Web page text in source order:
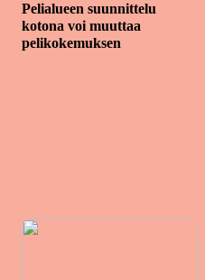
Pelialueen suunnittelu
kotona voi muuttaa
pelikokemuksen